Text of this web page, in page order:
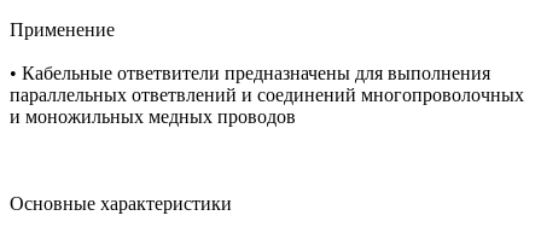
Применение
• Кабельные ответвители предназначены для выполнения
параллельных ответвлений и соединений многопроволочных
и моножильных медных проводов
Основные характеристики